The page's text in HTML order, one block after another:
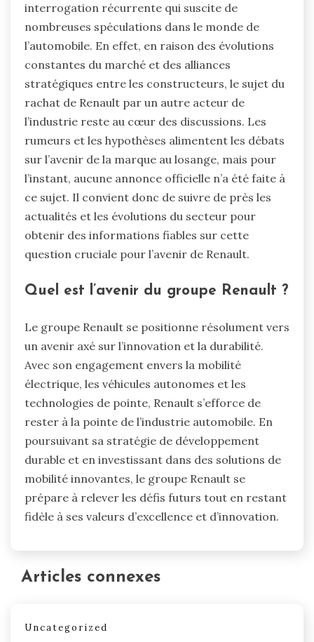
interrogation récurrente qui suscite de
nombreuses spéculations dans le monde de
l’automobile. En effet, en raison des évolutions
constantes du marché et des alliances
stratégiques entre les constructeurs, le sujet du
rachat de Renault par un autre acteur de
l’industrie reste au cœur des discussions. Les
rumeurs et les hypothèses alimentent les débats
sur l’avenir de la marque au losange, mais pour
l’instant, aucune annonce officielle n’a été faite à
ce sujet. Il convient donc de suivre de près les
actualités et les évolutions du secteur pour
obtenir des informations fiables sur cette
question cruciale pour l’avenir de Renault.
Quel est l’avenir du groupe Renault ?
Le groupe Renault se positionne résolument vers
un avenir axé sur l’innovation et la durabilité.
Avec son engagement envers la mobilité
électrique, les véhicules autonomes et les
technologies de pointe, Renault s’efforce de
rester à la pointe de l’industrie automobile. En
poursuivant sa stratégie de développement
durable et en investissant dans des solutions de
mobilité innovantes, le groupe Renault se
prépare à relever les défis futurs tout en restant
fidèle à ses valeurs d’excellence et d’innovation.
Articles connexes
Uncategorized